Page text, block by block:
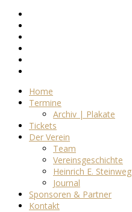
Home
Termine
Archiv | Plakate
Tickets
Der Verein
Team
Vereinsgeschichte
Heinrich E. Steinweg
Journal
Sponsoren & Partner
Kontakt